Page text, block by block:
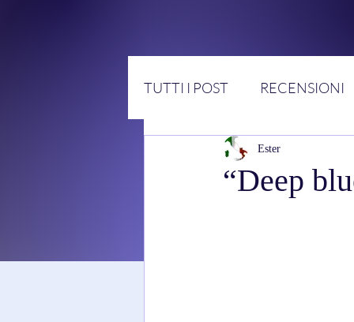
TUTTI I POST RECENSIONI
“Deep
Ester